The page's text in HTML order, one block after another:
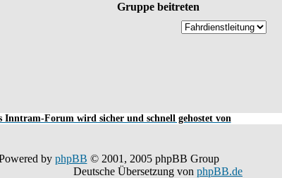
Gruppe beitreten
Inntram-Forum wird sicher und schnell gehostet von
by phpBB © 2001, 2005 phpBB Group
Deutsche Übersetzung von phpBB.de